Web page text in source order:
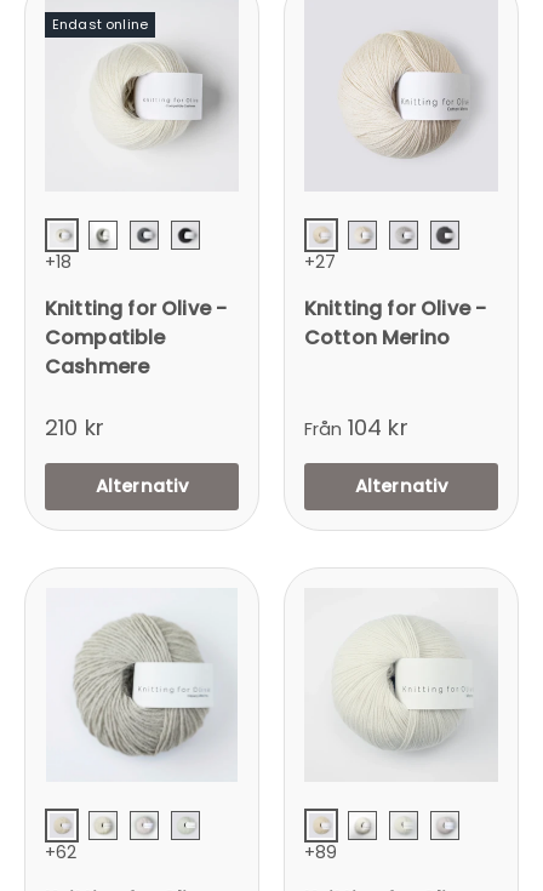
Endast online
Fløde / Cream
Morning Haze / Morgendis
Slate Gray / Skifergrå
Licorice / Lakrids
+18
Knitting for Olive -
Compatible
Cashmere
210 kr
Alternativ
Ufarvet / Undyed
Fløde / Cream
Perlegrå /
+27
Knitting for Olive -
Cotton Merino
Från 104 kr
Alternativ
Ufarvet / Undyed
Fløde / Cream
Sky / Cloud
Kalksten / Limestone
+62 Ufarvet / Undyed
Snefnug / Snow
Fløde / Cream
Sky /
+89